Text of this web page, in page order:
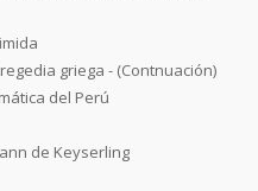
griega - (Contnuación)
del Perú
de Keyserling